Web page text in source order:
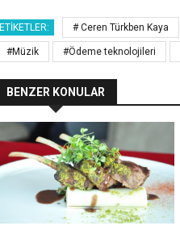
ETIKETLER: # Ceren Türkben Kaya
#Müzik #Ödeme teknolojileri
BENZER KONULAR